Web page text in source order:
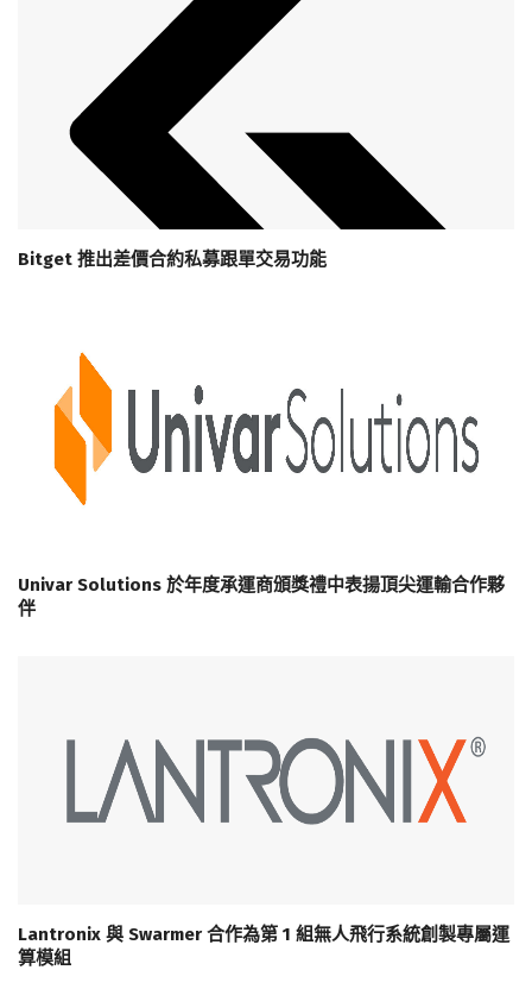
Bitget 推出差價合約私募跟單交易功能
Univar Solutions 於年度承運商頒獎禮中表揚頂尖運輸合作夥
伴
Lantronix 與 Swarmer 合作為第 1 組無人飛行系統創製專屬運
算模組